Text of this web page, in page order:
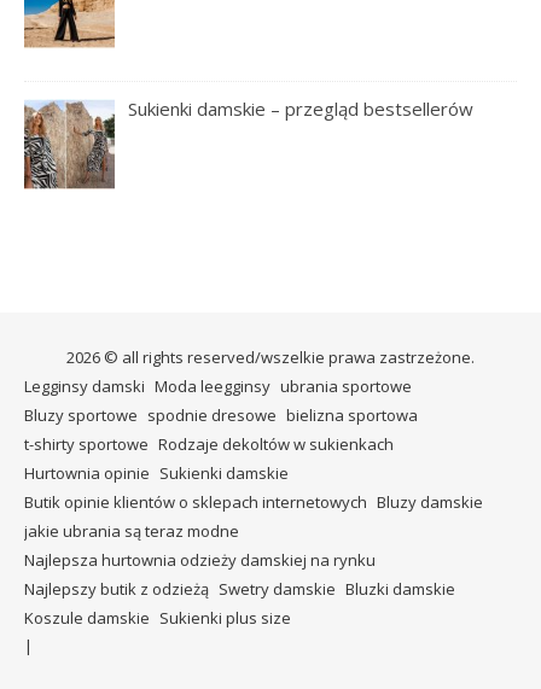
Sukienki damskie – przegląd bestsellerów
2026 © all rights reserved/wszelkie prawa zastrzeżone.
Legginsy damski Moda leegginsy ubrania sportowe
Bluzy sportowe spodnie dresowe bielizna sportowa
t-shirty sportowe Rodzaje dekoltów w sukienkach
Hurtownia opinie Sukienki damskie
Butik opinie klientów o sklepach internetowych Bluzy damskie
jakie ubrania są teraz modne
Najlepsza hurtownia odzieży damskiej na rynku
Najlepszy butik z odzieżą Swetry damskie Bluzki damskie
Koszule damskie Sukienki plus size